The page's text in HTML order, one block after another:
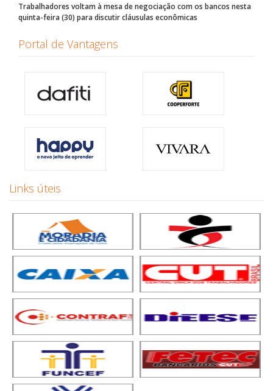
Trabalhadores voltam à mesa de negociação com os bancos nesta
quinta-feira (30) para discutir cláusulas econômicas
Portal de Vantagens
Links úteis